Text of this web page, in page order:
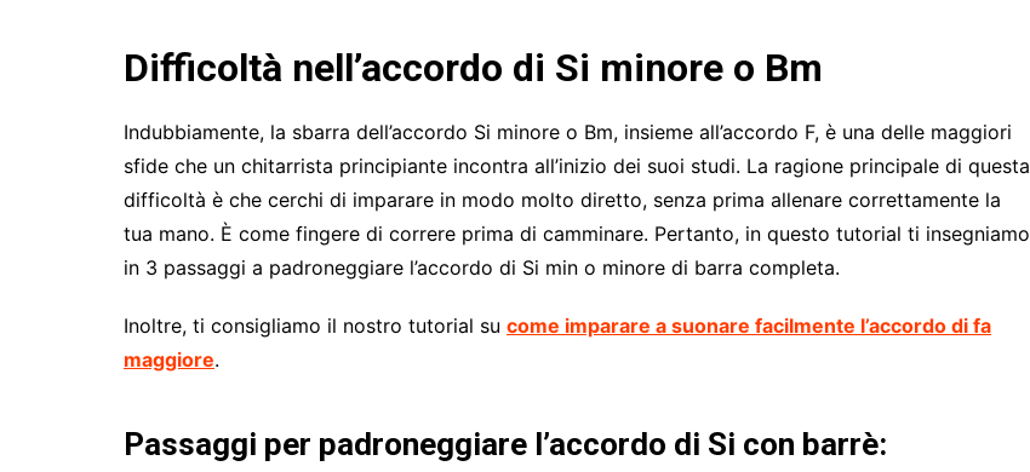
Difficoltà nell’accordo di Si minore o Bm
Indubbiamente, la sbarra dell’accordo Si minore o Bm, insieme all’accordo F, è una delle maggiori
sfide che un chitarrista principiante incontra all’inizio dei suoi studi. La ragione principale di questa
difficoltà è che cerchi di imparare in modo molto diretto, senza prima allenare correttamente la
tua mano. È come fingere di correre prima di camminare. Pertanto, in questo tutorial ti insegniamo
in 3 passaggi a padroneggiare l’accordo di Si min o minore di barra completa.
Inoltre, ti consigliamo il nostro tutorial su come imparare a suonare facilmente l’accordo di fa
maggiore.
Passaggi per padroneggiare l’accordo di Si con barrè: